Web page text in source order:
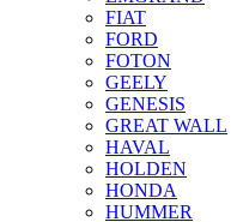
FIAT
FORD
FOTON
GEELY
GENESIS
GREAT WALL
HAVAL
HOLDEN
HONDA
HUMMER